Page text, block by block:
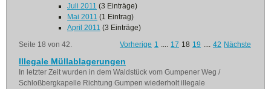
Juli 2011 (3 Einträge)
Mai 2011 (1 Eintrag)
April 2011 (3 Einträge)
Seite 18 von 42.
Vorherige 1 .... 17 18 19 .... 42 Nächste
Illegale Müllablagerungen
In letzter Zeit wurden in dem Waldstück vom Gumpener Weg /
Schloßbergkapelle Richtung Gumpen wiederholt illegale